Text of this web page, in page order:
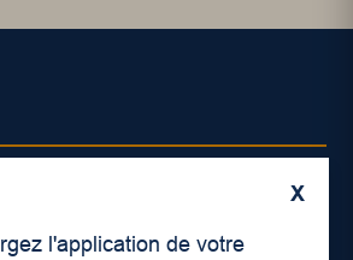
X
l'application de votre